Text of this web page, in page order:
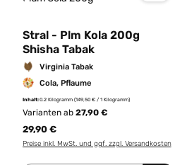
Stral - Plm Kola 200g
Shisha Tabak
Virginia Tabak
Cola, Pflaume
Inhalt:0.2 Kilogramm (149,50 € / 1 Kilogramm)
Varianten ab27,90 €
29,90 €
Preise inkl. MwSt. und ggf. zzgl. Versandkosten